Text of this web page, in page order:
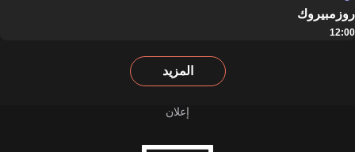
روزمبيروك
12:00
المزيد